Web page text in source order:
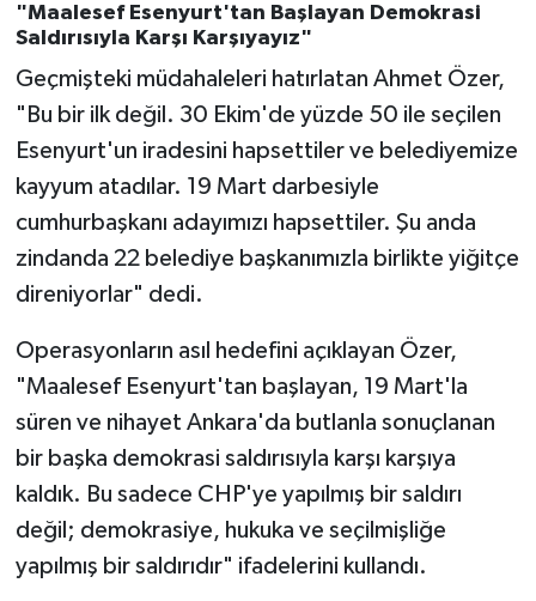
"Maalesef Esenyurt'tan Başlayan Demokrasi
Saldırısıyla Karşı Karşıyayız"
Geçmişteki müdahaleleri hatırlatan Ahmet Özer,
"Bu bir ilk değil. 30 Ekim'de yüzde 50 ile seçilen
Esenyurt'un iradesini hapsettiler ve belediyemize
kayyum atadılar. 19 Mart darbesiyle
cumhurbaşkanı adayımızı hapsettiler. Şu anda
zindanda 22 belediye başkanımızla birlikte yiğitçe
direniyorlar" dedi.
Operasyonların asıl hedefini açıklayan Özer,
"Maalesef Esenyurt'tan başlayan, 19 Mart'la
süren ve nihayet Ankara'da butlanla sonuçlanan
bir başka demokrasi saldırısıyla karşı karşıya
kaldık. Bu sadece CHP'ye yapılmış bir saldırı
değil; demokrasiye, hukuka ve seçilmişliğe
yapılmış bir saldırıdır" ifadelerini kullandı.